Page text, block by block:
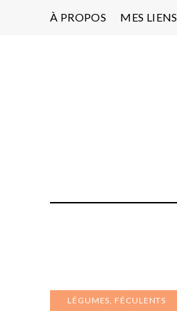
À PROPOS MES LIENS
LÉGUMES, FÉCULENTS